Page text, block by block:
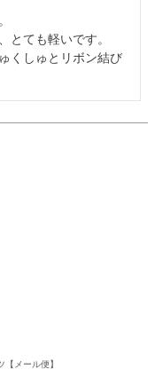
とても軽いです。
くしゅとリボン結び
メール便】